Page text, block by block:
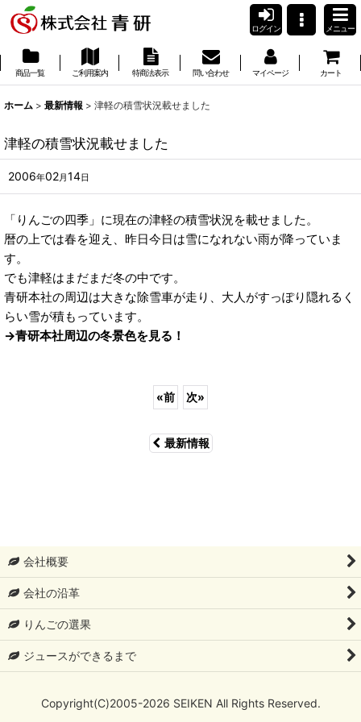
ログイン メニュー
商品一覧 ご利用案内 特商法表示 問い合わせ マイページ カート
ホーム > 最新情報 > 津軽の積雪状況載せました
津軽の積雪状況載せました
2006年02月14日
「りんごの四季」に現在の津軽の積雪状況を載せました。
暦の上では春を迎え、昨日今日は雪になれない雨が降っていま
す。
でも津軽はまだまだ冬の中です。
青研本社の周辺は大きな除雪車が走り、大人がすっぽり隠れるく
らい雪が積もっています。
→青研本社周辺の冬景色を見る！
«前 次»
最新情報
会社概要
会社の沿革
りんごの選果
ジュースができるまで
Copyright(C)2005-2026 SEIKEN All Rights Reserved.